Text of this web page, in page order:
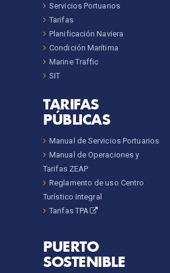
Servicios Portuarios
Tarifas
Planificación Naviera
Condición Marítima
Marine Traffic
SIT
TARIFAS
PÚBLICAS
Manual de Servicios Portuarios
Manual de Operaciones y
Tarifas ZEAP
Reglamento de uso Centro
Turístico Integral
Tarifas TPA
PUERTO
SOSTENIBLE